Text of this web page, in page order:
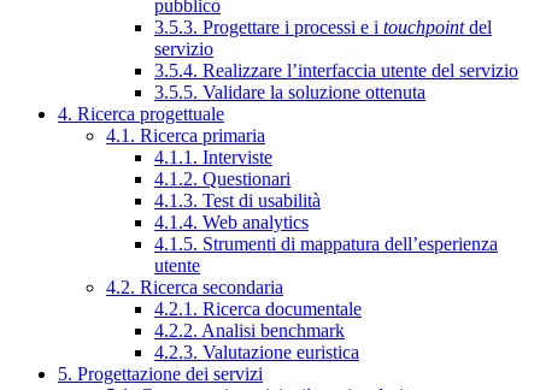
pubblico
3.5.3. Progettare i processi e i touchpointdel
servizio
3.5.4. Realizzare l’interfaccia utente del servizio
3.5.5. Validare la soluzione ottenuta
4. Ricerca progettuale
4.1. Ricerca primaria
4.1.1. Interviste
4.1.2. Questionari
4.1.3. Test di usabilità
4.1.4. Web analytics
4.1.5. Strumenti di mappatura dell’esperienza
utente
4.2. Ricerca secondaria
4.2.1. Ricerca documentale
4.2.2. Analisi benchmark
4.2.3. Valutazione euristica
5. Progettazione dei servizi